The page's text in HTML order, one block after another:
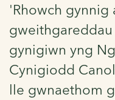
'Rhowch gynnig
gynigiwn yng
Cynigiodd
lle gwnaethom